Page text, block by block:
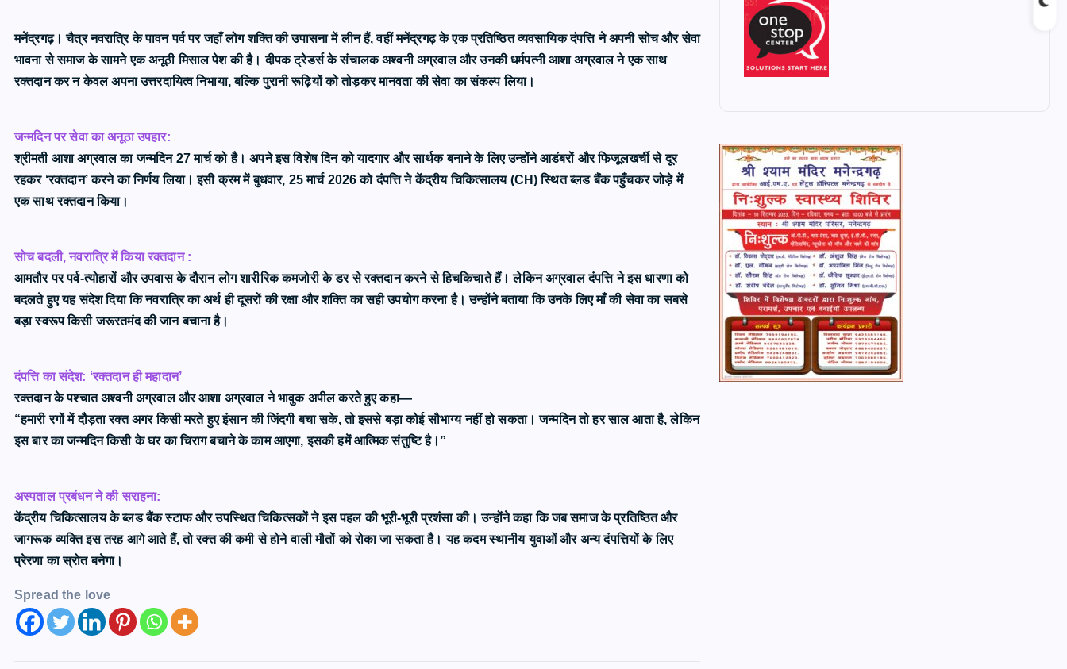
मनेंद्रगढ़। चैत्र नवरात्रि के पावन पर्व पर जहाँ लोग शक्ति की उपासना में लीन हैं, वहीं मनेंद्रगढ़ के एक प्रतिष्ठित व्यवसायिक दंपत्ति ने अपनी सोच और सेवा
भावना से समाज के सामने एक अनूठी मिसाल पेश की है। दीपक ट्रेडर्स के संचालक अश्वनी अग्रवाल और उनकी धर्मपत्नी आशा अग्रवाल ने एक साथ
रक्तदान कर न केवल अपना उत्तरदायित्व निभाया, बल्कि पुरानी रूढ़ियों को तोड़कर मानवता की सेवा का संकल्प लिया।
जन्मदिन पर सेवा का अनूठा उपहार:
श्रीमती आशा अग्रवाल का जन्मदिन 27 मार्च को है। अपने इस विशेष दिन को यादगार और सार्थक बनाने के लिए उन्होंने आडंबरों और फिजूलखर्ची से दूर
रहकर ‘रक्तदान’ करने का निर्णय लिया। इसी क्रम में बुधवार, 25 मार्च 2026 को दंपत्ति ने केंद्रीय चिकित्सालय (CH) स्थित ब्लड बैंक पहुँचकर जोड़े में
एक साथ रक्तदान किया।
सोच बदली, नवरात्रि में किया रक्तदान :
आमतौर पर पर्व-त्योहारों और उपवास के दौरान लोग शारीरिक कमजोरी के डर से रक्तदान करने से हिचकिचाते हैं। लेकिन अग्रवाल दंपत्ति ने इस धारणा को
बदलते हुए यह संदेश दिया कि नवरात्रि का अर्थ ही दूसरों की रक्षा और शक्ति का सही उपयोग करना है। उन्होंने बताया कि उनके लिए माँ की सेवा का सबसे
बड़ा स्वरूप किसी जरूरतमंद की जान बचाना है।
दंपत्ति का संदेश: ‘रक्तदान ही महादान’
रक्तदान के पश्चात अश्वनी अग्रवाल और आशा अग्रवाल ने भावुक अपील करते हुए कहा—
“हमारी रगों में दौड़ता रक्त अगर किसी मरते हुए इंसान की जिंदगी बचा सके, तो इससे बड़ा कोई सौभाग्य नहीं हो सकता। जन्मदिन तो हर साल आता है, लेकिन
इस बार का जन्मदिन किसी के घर का चिराग बचाने के काम आएगा, इसकी हमें आत्मिक संतुष्टि है।”
अस्पताल प्रबंधन ने की सराहना:
केंद्रीय चिकित्सालय के ब्लड बैंक स्टाफ और उपस्थित चिकित्सकों ने इस पहल की भूरी-भूरी प्रशंसा की। उन्होंने कहा कि जब समाज के प्रतिष्ठित और
जागरूक व्यक्ति इस तरह आगे आते हैं, तो रक्त की कमी से होने वाली मौतों को रोका जा सकता है। यह कदम स्थानीय युवाओं और अन्य दंपत्तियों के लिए
प्रेरणा का स्रोत बनेगा।
Spread the love